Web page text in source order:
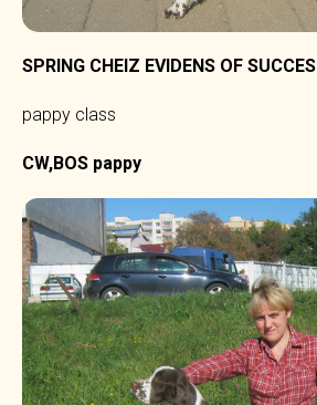
SPRING CHEIZ EVIDENS OF SUCCES
pappy class
CW,BOS pappy